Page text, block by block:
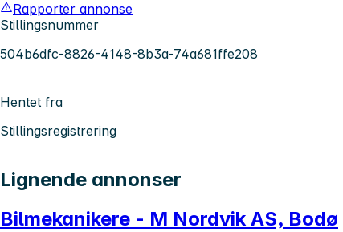
Rapporter annonse
Stillingsnummer
504b6dfc-8826-4148-8b3a-74a681ffe208
Hentet fra
Stillingsregistrering
Lignende annonser
Bilmekanikere - M Nordvik AS, Bodø